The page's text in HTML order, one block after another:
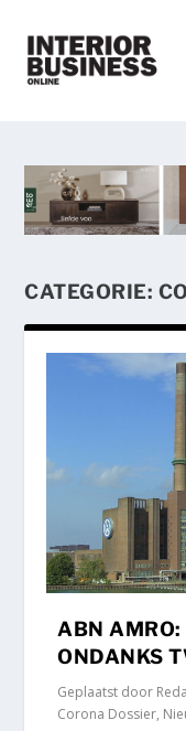
CATEGORIE:
ABN AMRO:
ONDANKS
Geplaatst door
Corona Dossier,